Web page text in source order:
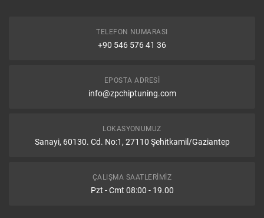
TELEFON NUMARASI
+90 546 576 41 36
EPOSTA ADRESI
info@zpchiptuning.com
LOKASYONUMUZ
Sanayi, 60130. Cd. No:1, 27110 Şehitkamil/Gaziantep
ÇALIŞMA SAATLERIMIZ
Pzt - Cmt 08:00 - 19.00